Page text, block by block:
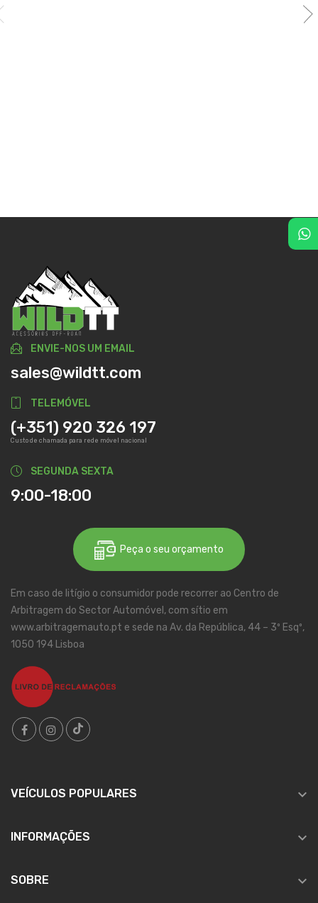
ENVIE-NOS UM EMAIL
sales@wildtt.com
TELEMÓVEL
(+351) 920 326 197
Custo de chamada para rede móvel nacional
SEGUNDA SEXTA
9:00-18:00
Peça o seu orçamento
Em caso de litígio o consumidor pode recorrer ao Centro de
Arbitragem do Sector Automóvel, com sítio em
www.arbitragemauto.pt e sede na Av. da República, 44 – 3º Esqº,
1050 194 Lisboa
VEÍCULOS POPULARES 
INFORMAÇÕES 
SOBRE 